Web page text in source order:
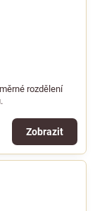
rozdělení
Zobrazit